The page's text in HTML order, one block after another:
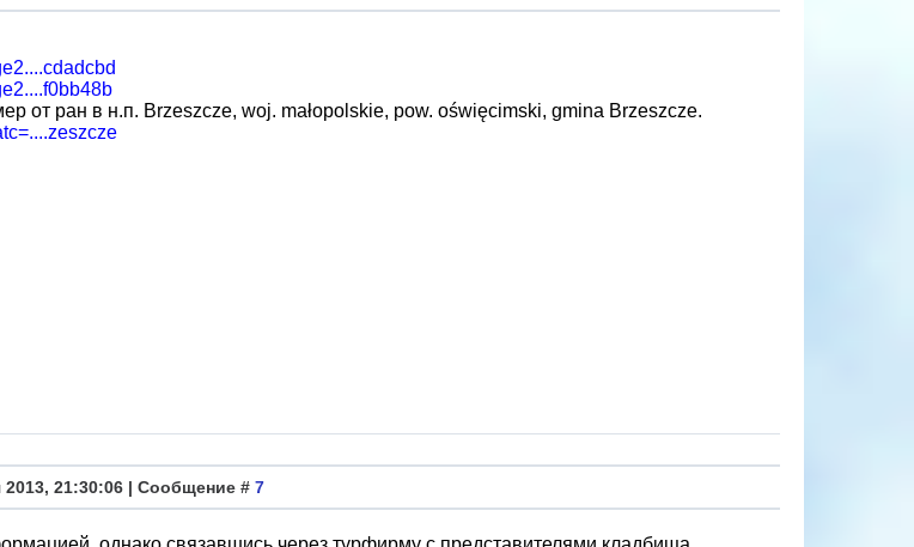
от ран в н.п. Brzeszcze, woj. małopolskie, pow. oświęcimski, gmina Brzeszcze.
21:30:06 | Сообщение # 7